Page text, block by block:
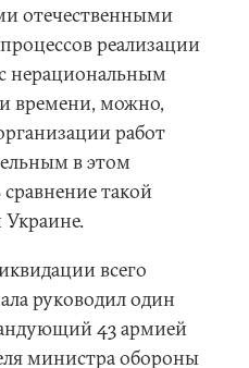
отечественными
реализации
нерациональным
времени, можно,
работ
в этом
такой
Украине.
всего
руководил один
43 армией
министра обороны